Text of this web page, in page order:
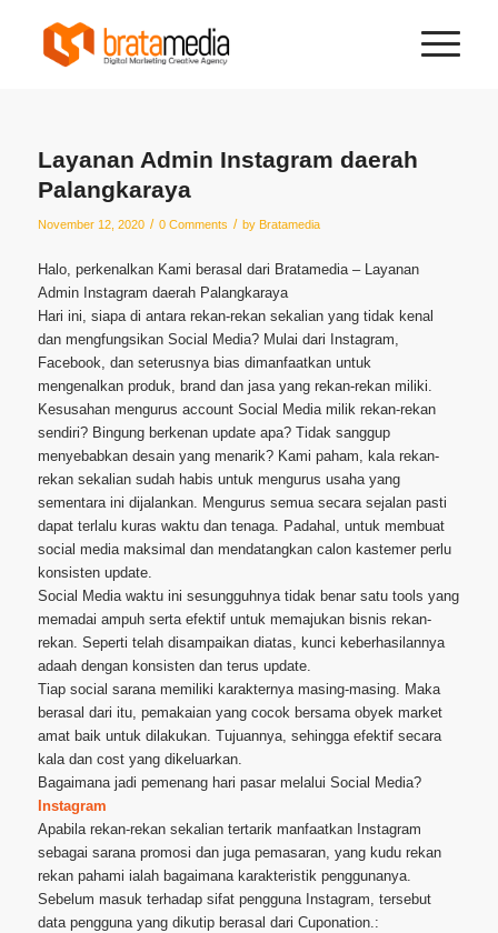
Layanan Admin Instagram daerah
Palangkaraya
November 12, 2020 / 0 Comments / by Bratamedia
Halo, perkenalkan Kami berasal dari Bratamedia – Layanan
Admin Instagram daerah Palangkaraya
Hari ini, siapa di antara rekan-rekan sekalian yang tidak kenal
dan mengfungsikan Social Media? Mulai dari Instagram,
Facebook, dan seterusnya bias dimanfaatkan untuk
mengenalkan produk, brand dan jasa yang rekan-rekan miliki.
Kesusahan mengurus account Social Media milik rekan-rekan
sendiri? Bingung berkenan update apa? Tidak sanggup
menyebabkan desain yang menarik? Kami paham, kala rekan-
rekan sekalian sudah habis untuk mengurus usaha yang
sementara ini dijalankan. Mengurus semua secara sejalan pasti
dapat terlalu kuras waktu dan tenaga. Padahal, untuk membuat
social media maksimal dan mendatangkan calon kastemer perlu
konsisten update.
Social Media waktu ini sesungguhnya tidak benar satu tools yang
memadai ampuh serta efektif untuk memajukan bisnis rekan-
rekan. Seperti telah disampaikan diatas, kunci keberhasilannya
adaah dengan konsisten dan terus update.
Tiap social sarana memiliki karakternya masing-masing. Maka
berasal dari itu, pemakaian yang cocok bersama obyek market
amat baik untuk dilakukan. Tujuannya, sehingga efektif secara
kala dan cost yang dikeluarkan.
Bagaimana jadi pemenang hari pasar melalui Social Media?
Instagram
Apabila rekan-rekan sekalian tertarik manfaatkan Instagram
sebagai sarana promosi dan juga pemasaran, yang kudu rekan
rekan pahami ialah bagaimana karakteristik penggunanya.
Sebelum masuk terhadap sifat pengguna Instagram, tersebut
data pengguna yang dikutip berasal dari Cuponation.: